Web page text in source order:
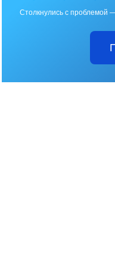
Столкнулись с проблемой